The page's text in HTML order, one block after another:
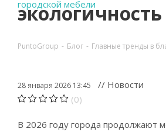
PuntoGroup - Блог - Главные тренды в
28 января 2026 13:45
// Новости
(0)
В 2026 году города продолжают